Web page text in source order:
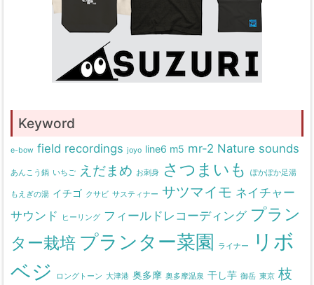
Keyword
e-bow field recordings joyo line6 m5 mr-2 Nature sounds
あんこう鍋 いちご えだまめ お刺身 さつまいも ぽかぽか足湯
もえぎの湯 イチゴ クサビ サスティナー サツマイモ ネイチャー
サウンド
ヒーリング フィールドレコーディング プラン
ター栽培 プランター菜園 ライナー
リボ
ベジ
ロングトーン 大津港 奥多摩 奥多摩温泉 干し芋 御岳 東京 枝